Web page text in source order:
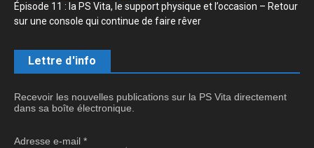
Épisode 11 : la PS Vita, le support physique et l’occasion – Retour
sur une console qui continue de faire rêver
Lettre d'info
Recevoir les nouvelles publications sur la PS Vita directement
dans sa boîte électronique.
Adresse e-mail *